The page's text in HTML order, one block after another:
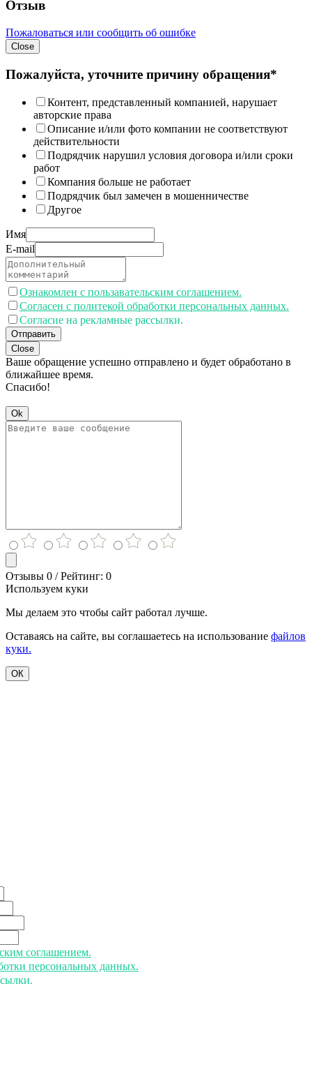
Отзыв
Пожаловаться или сообщить об ошибке
Close
Пожалуйста, уточните причину обращения*
Контент, представленный компанией, нарушает
авторские права
Описание и/или фото компании не соответствуют
действительности
Подрядчик нарушил условия договора и/или сроки
работ
Компания больше не работает
Подрядчик был замечен в мошенничестве
Другое
Имя
E-mail
Ознакомлен с пользавательским соглашением.
Согласен с политекой обработки персональных данных.
Согласие на рекламные рассылки.
Отправить
Close
Ваше обращение успешно отправлено и будет обработано в
ближайшее время.
Спасибо!
Ok
Отзывы 0 / Рейтинг: 0
Используем куки
Мы делаем это чтобы сайт работал лучше.
Оставаясь на сайте, вы соглашаетесь на использование файлов
куки.
ОК
соглашением.
персональных данных.